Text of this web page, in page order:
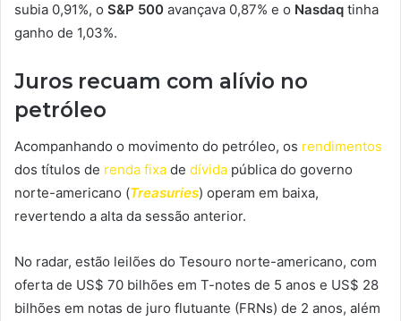
subia 0,91%, o S&P 500 avançava 0,87% e o Nasdaq tinha
ganho de 1,03%.
Juros recuam com alívio no
petróleo
Acompanhando o movimento do petróleo, os rendimentos
dos títulos de renda fixa de dívida pública do governo
norte-americano (Treasuries) operam em baixa,
revertendo a alta da sessão anterior.
No radar, estão leilões do Tesouro norte-americano, com
oferta de US$ 70 bilhões em T-notes de 5 anos e US$ 28
bilhões em notas de juro flutuante (FRNs) de 2 anos, além